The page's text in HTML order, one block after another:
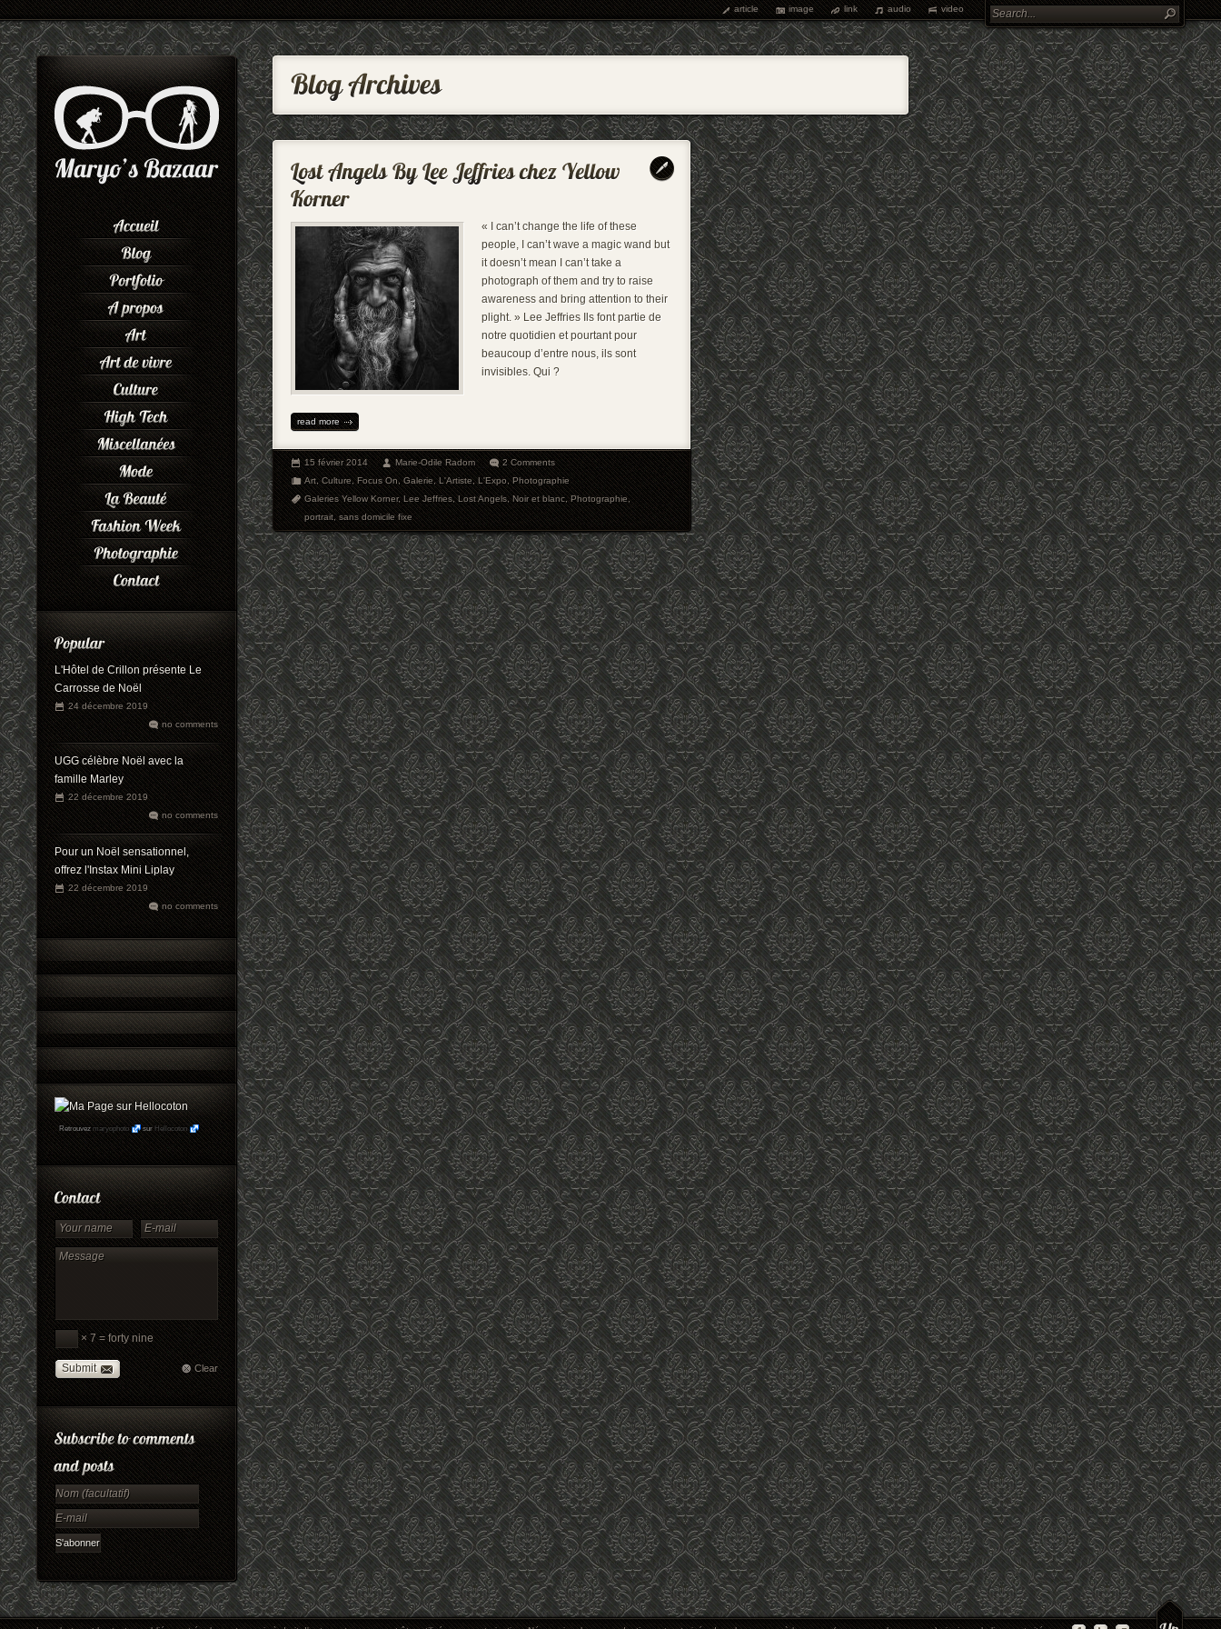
article image link audio video
L'Hôtel de Crillon présente Le
Carrosse de Noël
24 décembre 2019
no comments
UGG célèbre Noël avec la
famille Marley
22 décembre 2019
no comments
Pour un Noël sensationnel,
offrez l'Instax Mini Liplay
22 décembre 2019
no comments
Retrouvez maryophoto sur Hellocoton
× 7 = forty nine
Submit Clear
« I can’t change the life of these
people, I can’t wave a magic wand but
it doesn’t mean I can’t take a
photograph of them and try to raise
awareness and bring attention to their
plight. » Lee Jeffries Ils font partie de
notre quotidien et pourtant pour
beaucoup d’entre nous, ils sont
invisibles. Qui ?
read more
15 février 2014 Marie-Odile Radom
2 Comments
Art,Culture,Focus On,Galerie,L'Artiste,L'Expo,Photographie
Galeries Yellow Korner,Lee Jeffries,Lost Angels,Noir et blanc,Photographie,
portrait,sans domicile fixe